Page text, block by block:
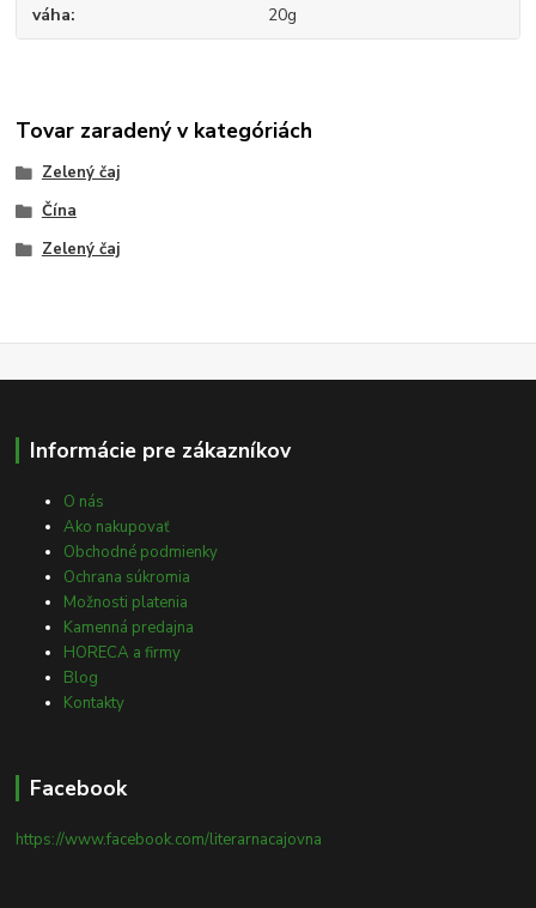
váha 20g
Tovar zaradený v kategóriách
Zelený čaj
Čína
Zelený čaj
Informácie pre zákazníkov
O nás
Ako nakupovať
Obchodné podmienky
Ochrana súkromia
Možnosti platenia
Kamenná predajna
HORECA a firmy
Blog
Kontakty
Facebook
https://www.facebook.com/literarnacajovna